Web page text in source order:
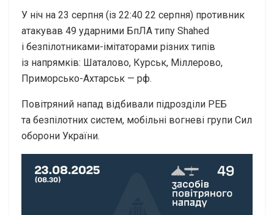
У ніч на 23 серпня (із 22:40 22 серпня) противник
атакував 49 ударними БпЛА типу Shahed
і безпілотниками-імітаторами різних типів
із напрямків: Шаталово, Курськ, Міллерово,
Приморсько-Ахтарськ — рф.
Повітряний напад відбивали підрозділи РЕБ
та безпілотних систем, мобільні вогневі групи Сил
оборони України.